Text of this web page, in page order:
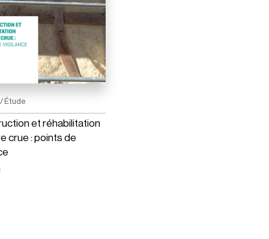
Étude
et réhabilitation
crue : points de